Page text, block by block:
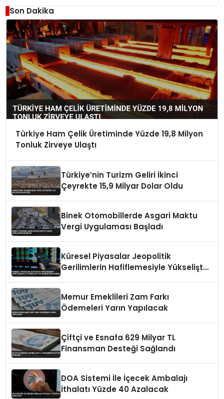
Son Dakika
Türkiye Ham Çelik Üretiminde Yüzde 19,8 Milyon
Tonluk Zirveye Ulaştı
Türkiye’nin Turizm Geliri İkinci
Çeyrekte 15,9 Milyar Dolar Oldu
Binek Otomobillerde Asgari Maktu
Vergi Uygulaması Başladı
Küresel Piyasalar Jeopolitik
Gerilimlerin Hafiflemesiyle Yükselişte
Memur Emeklileri Zam Farkı
Ödemeleri Yarın Yapılacak
Çiftçi ve Esnafa 629 Milyar TL
Finansman Desteği Sağlandı
DOA Sistemi İle İçecek Ambalajı
İthalatı Yüzde 40 Azalacak